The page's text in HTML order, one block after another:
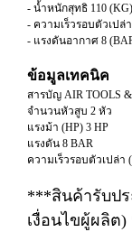
- น้ำหนักสุทธิ 110 (KG)
- ความเร็วรอบตัวเปล่
- แรงดันอากาศ 8
ข้อมูลเทคนิค
สารบัญ AIR TOOLS &
จำนวนหัวสูบ 2 หัว
แรงม้า (HP) 3 HP
แรงดัน 8 BAR
ความเร็วรอบตัวเปล่า
***สินค้ารับป
เงื่อนไขผู้ผลิต